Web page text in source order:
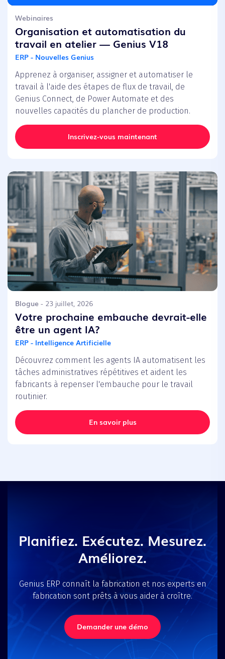
Webinaires
Organisation et automatisation du
travail en atelier — Genius V18
ERP - Nouvelles Genius
Apprenez à organiser, assigner et automatiser le
travail à l'aide des étapes de flux de travail, de
Genius Connect, de Power Automate et des
nouvelles capacités du plancher de production.
Inscrivez-vous maintenant
Blogue - 23 juillet, 2026
Votre prochaine embauche devrait-elle
être un agent IA?
ERP - Intelligence Artificielle
Découvrez comment les agents IA automatisent les
tâches administratives répétitives et aident les
fabricants à repenser l'embauche pour le travail
routinier.
En savoir plus
Planifiez. Exécutez. Mesurez.
Améliorez.
Genius ERP connaît la fabrication et nos experts en
fabrication sont prêts à vous aider à croître.
Demander une démo